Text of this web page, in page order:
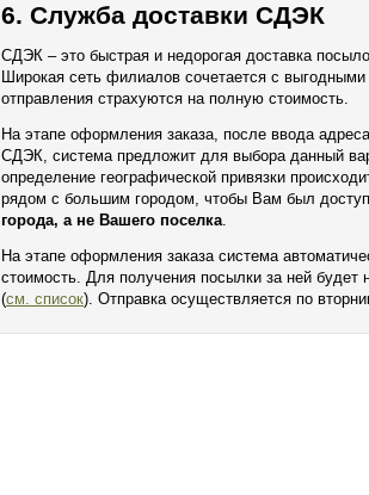
6. Служба доставки СДЭК
СДЭК – это быстрая и недорогая доставка
Широкая сеть филиалов сочетается с
отправления страхуются на полную стоимость.
На этапе оформления заказа, после ввода
СДЭК, система предложит для выбора данный
определение географической привязки
рядом с большим городом, чтобы Вам был
города, а не Вашего поселка.
На этапе оформления заказа система
стоимость. Для получения посылки за ней
(см. список). Отправка осуществляется по